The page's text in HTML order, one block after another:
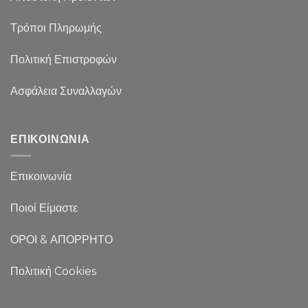
Τρόποι Πληρωμής
Πολιτική Επιστροφών
Ασφάλεια Συναλλαγών
ΕΠΙΚΟΙΝΩΝΙΑ
Επικοινωνία
Ποιοί Είμαστε
ΟΡΟΙ & ΑΠΟΡΡΗΤΟ
Πολιτική Cookies